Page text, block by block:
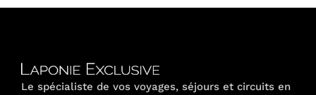
Le spécialiste de vos voyages, séjours et circuits en